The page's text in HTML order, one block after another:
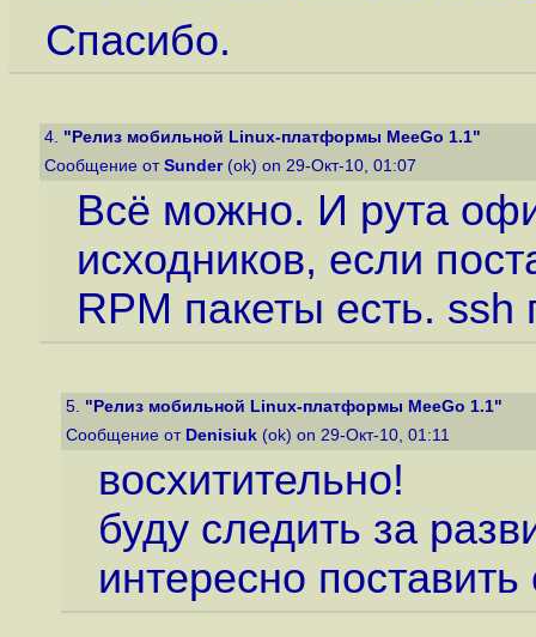
Спасибо.
4. "Релиз мобильной Linux-платформы MeeGo 1.1"
Сообщение от Sunder(ok) on 29-Окт-10, 01:07
Всё можно. И рута
исходников, если
RPM пакеты есть.
5. "Релиз мобильной Linux-платформы MeeGo 1.1"
Сообщение от Denisiuk (ok) on 29-Окт-10, 01:11
восхитительно!
буду следить за
интересно